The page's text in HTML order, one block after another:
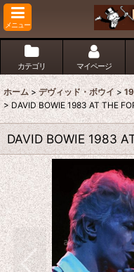
メニュー
カテゴリ マイページ
ホーム > デヴィッド・ボウイ >
> DAVID BOWIE 1983 AT THE
DAVID BOWIE 1983